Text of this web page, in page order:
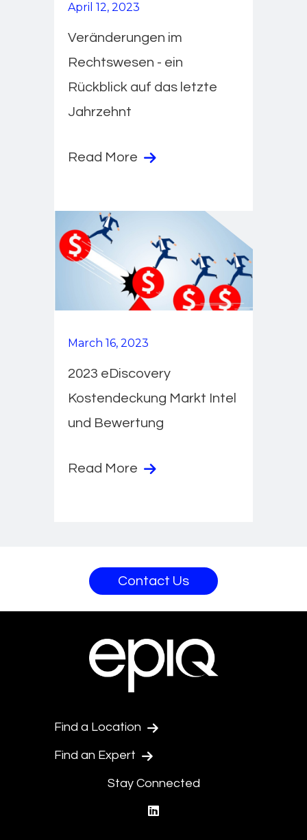
April 12, 2023
Veränderungen im
Rechtswesen - ein
Rückblick auf das letzte
Jahrzehnt
Read More
March 16, 2023
2023 eDiscovery
Kostendeckung Markt Intel
und Bewertung
Read More
Contact Us
Find a Location
Find an Expert
Stay Connected